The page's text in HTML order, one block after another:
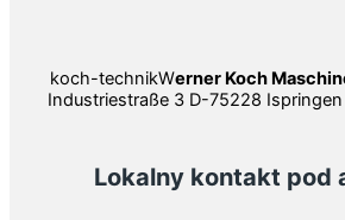
koch-technikWerner Koch
Industriestraße 3 D-75228
Lokalny kontakt pod